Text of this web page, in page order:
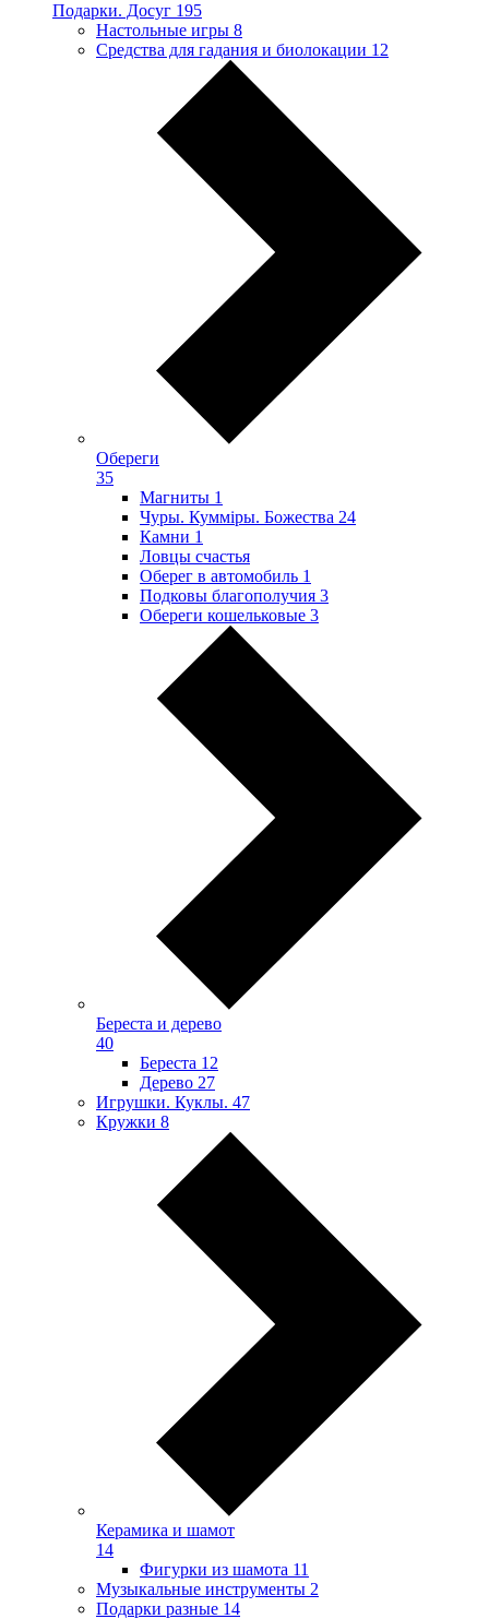
Подарки. Досуг 195
Настольные игры 8
Средства для гадания и биолокации 12
Обереги
35
Магниты 1
Чуры. Куммiры. Божества 24
Камни 1
Ловцы счастья
Оберег в автомобиль 1
Подковы благополучия 3
Обереги кошельковые 3
Береста и дерево
40
Береста 12
Дерево 27
Игрушки. Куклы. 47
Кружки 8
Керамика и шамот
14
Фигурки из шамота 11
Музыкальные инструменты 2
Подарки разные 14